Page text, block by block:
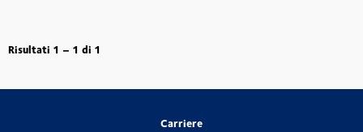
Risultati 1 – 1 di 1
Carriere